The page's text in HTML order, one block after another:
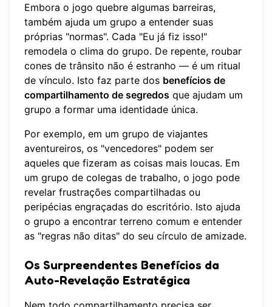
Embora o jogo quebre algumas barreiras,
também ajuda um grupo a entender suas
próprias "normas". Cada "Eu já fiz isso!"
remodela o clima do grupo. De repente, roubar
cones de trânsito não é estranho — é um ritual
de vínculo. Isto faz parte dos benefícios de
compartilhamento de segredos que ajudam um
grupo a formar uma identidade única.
Por exemplo, em um grupo de viajantes
aventureiros, os "vencedores" podem ser
aqueles que fizeram as coisas mais loucas. Em
um grupo de colegas de trabalho, o jogo pode
revelar frustrações compartilhadas ou
peripécias engraçadas do escritório. Isto ajuda
o grupo a encontrar terreno comum e entender
as "regras não ditas" do seu círculo de amizade.
Os Surpreendentes Benefícios da
Auto-Revelação Estratégica